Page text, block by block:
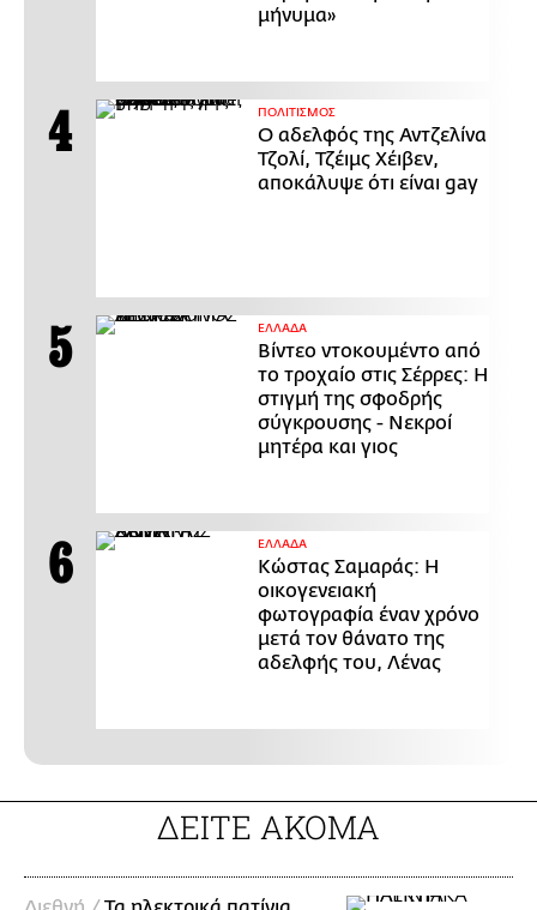
μήνυμα»
ΠΟΛΙΤΙΣΜΟΣ
Ο αδελφός της Αντζελίνα
Τζολί, Τζέιμς Χέιβεν,
αποκάλυψε ότι είναι gay
ΕΛΛΑΔΑ
Βίντεο ντοκουμέντο από
το τροχαίο στις Σέρρες: Η
στιγμή της σφοδρής
σύγκρουσης - Νεκροί
μητέρα και γιος
ΕΛΛΑΔΑ
Κώστας Σαμαράς: Η
οικογενειακή
φωτογραφία έναν χρόνο
μετά τον θάνατο της
αδελφής του, Λένας
ΔΕΙΤΕ ΑΚΟΜΑ